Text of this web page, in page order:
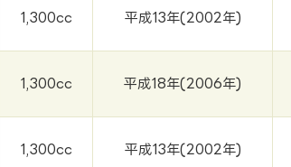
1,300cc 平成13年(2002年)
1,300cc 平成18年(2006年)
1,300cc 平成13年(2002年)